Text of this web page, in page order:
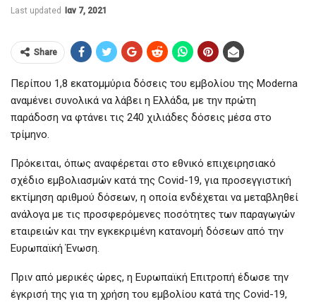
Last updated Ιαν 7, 2021
Share
Περίπου 1,8 εκατομμύρια δόσεις του εμβολίου της Moderna
αναμένει συνολικά να λάβει η Ελλάδα, με την πρώτη
παράδοση να φτάνει τις 240 χιλιάδες δόσεις μέσα στο
τρίμηνο.
Πρόκειται, όπως αναφέρεται στο εθνικό επιχειρησιακό
σχέδιο εμβολιασμών κατά της Covid-19, για προσεγγιστική
εκτίμηση αριθμού δόσεων, η οποία ενδέχεται να μεταβληθεί
ανάλογα με τις προσφερόμενες ποσότητες των παραγωγών
εταιρειών και την εγκεκριμένη κατανομή δόσεων από την
Ευρωπαϊκή Ένωση.
Πριν από μερικές ώρες, η Ευρωπαϊκή Επιτροπή έδωσε την
έγκρισή της για τη χρήση του εμβολίου κατά της Covid-19,